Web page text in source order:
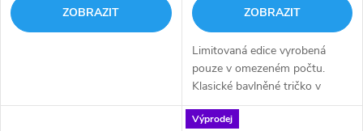
ZOBRAZIT ZOBRAZIT
Limitovaná edice vyrobená
pouze v omezeném počtu.
Klasické bavlněné tričko v
olivové barvě se štítem s
motivem české vlajky. Na zadní
Výprodej